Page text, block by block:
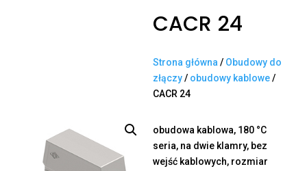
CACR 24
Strona główna / Obudowy do
złączy/ obudowy kablowe/
CACR 24
obudowa kablowa, 180 °C
seria, na dwie klamry, bez
wejść kablowych, rozmiar